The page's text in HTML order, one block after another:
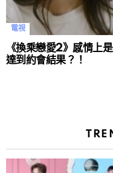
電視
《換乘戀愛2》感情上
達到約會結果？！